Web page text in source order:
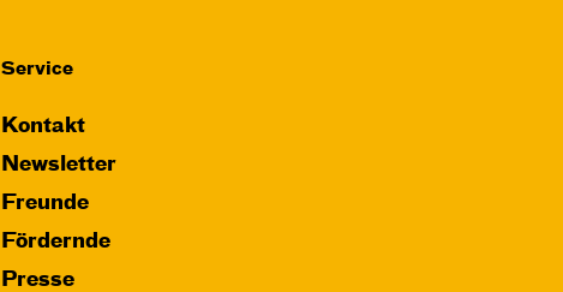
Service
Kontakt
Newsletter
Freunde
Fördernde
Presse